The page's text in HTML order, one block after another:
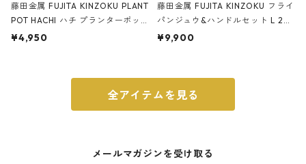
藤田金属 FUJITA KINZOKU PLANT
POT HACHI ハチ プランターポッ
ト 3号 ブラック
¥4,950
藤田金属 FUJITA KINZOKU フライ
パンジュウ&ハンドルセット L 24c
m ガス火・IH対応 鉄フライパン
¥9,900
全アイテムを見る
メールマガジンを受け取る